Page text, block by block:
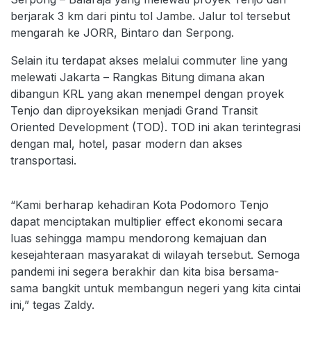
berjarak 3 km dari pintu tol Jambe. Jalur tol tersebut
mengarah ke JORR, Bintaro dan Serpong.
Selain itu terdapat akses melalui commuter line yang
melewati Jakarta – Rangkas Bitung dimana akan
dibangun KRL yang akan menempel dengan proyek
Tenjo dan diproyeksikan menjadi Grand Transit
Oriented Development (TOD). TOD ini akan terintegrasi
dengan mal, hotel, pasar modern dan akses
transportasi.
“Kami berharap kehadiran Kota Podomoro Tenjo
dapat menciptakan multiplier effect ekonomi secara
luas sehingga mampu mendorong kemajuan dan
kesejahteraan masyarakat di wilayah tersebut. Semoga
pandemi ini segera berakhir dan kita bisa bersama-
sama bangkit untuk membangun negeri yang kita cintai
ini,” tegas Zaldy.